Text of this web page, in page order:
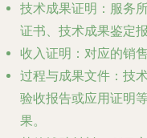
技术成果证明 ：服务
证书、技术成果鉴定报
收入证明 ：对应的销
过程与成果文件 ：技
验收报告或应用证明
果。